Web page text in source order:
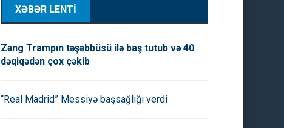
XƏBƏR LENTİ
Zəng Trampın təşəbbüsü ilə baş tutub və 40
dəqiqədən çox çəkib
“Real Madrid” Messiyə başsağlığı verdi